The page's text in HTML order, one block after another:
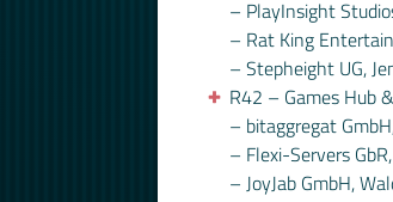
– PlayInsight
– Rat King
– Stepheight UG,
R42 – Games Hub
– bitaggregat
– Flexi-Servers
– JoyJab GmbH,